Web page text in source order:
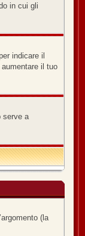
in cui gli
indicare il
il tuo
serve a
(la